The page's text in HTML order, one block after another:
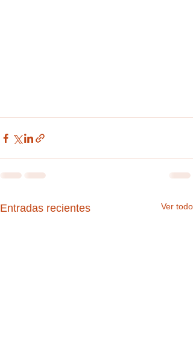
Entradas recientes Ver todo